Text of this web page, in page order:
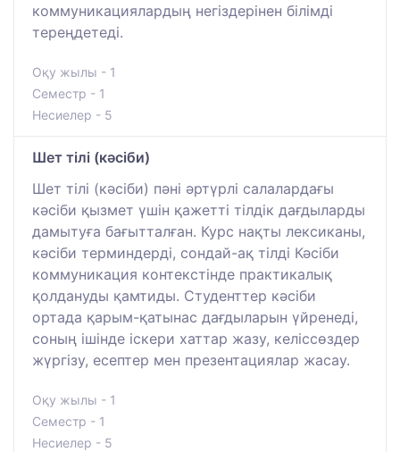
коммуникациялардың негіздерінен білімді
тереңдетеді.
Оқу жылы - 1
Семестр - 1
Несиелер - 5
Шет тілі (кәсіби)
Шет тілі (кәсіби) пәні әртүрлі салалардағы
кәсіби қызмет үшін қажетті тілдік дағдыларды
дамытуға бағытталған. Курс нақты лексиканы,
кәсіби терминдерді, сондай-ақ тілді Кәсіби
коммуникация контекстінде практикалық
қолдануды қамтиды. Студенттер кәсіби
ортада қарым-қатынас дағдыларын үйренеді,
соның ішінде іскери хаттар жазу, келіссөздер
жүргізу, есептер мен презентациялар жасау.
Оқу жылы - 1
Семестр - 1
Несиелер - 5